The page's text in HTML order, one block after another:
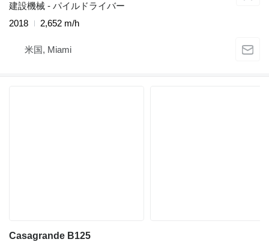
建設機械 - パイルドライバー
2018
2,652 m/h
米国, Miami
Casagrande B125